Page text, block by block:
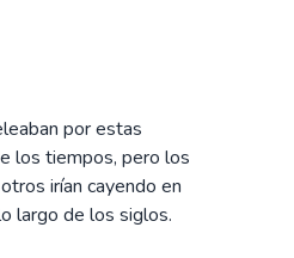
por estas
los tiempos, pero los
irían cayendo en
largo de los siglos.